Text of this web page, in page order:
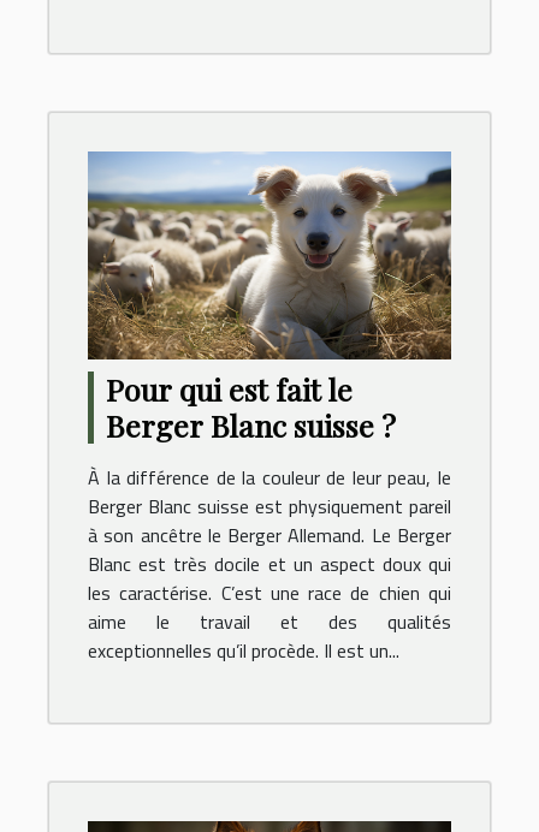
Pour qui est fait le
Berger Blanc suisse ?
À la différence de la couleur de leur peau, le
Berger Blanc suisse est physiquement pareil
à son ancêtre le Berger Allemand. Le Berger
Blanc est très docile et un aspect doux qui
les caractérise. C’est une race de chien qui
aime le travail et des qualités
exceptionnelles qu’il procède. Il est un...